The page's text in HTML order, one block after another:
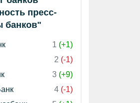
пресс-
банков"
1 (+1)
2 (-1)
3 (+9)
4 (-1)